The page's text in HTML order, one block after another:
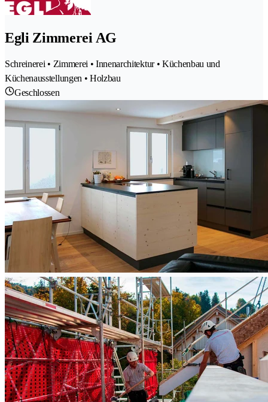
Egli Zimmerei AG
Schreinerei • Zimmerei • Innenarchitektur • Küchenbau und
Küchenausstellungen • Holzbau
Geschlossen